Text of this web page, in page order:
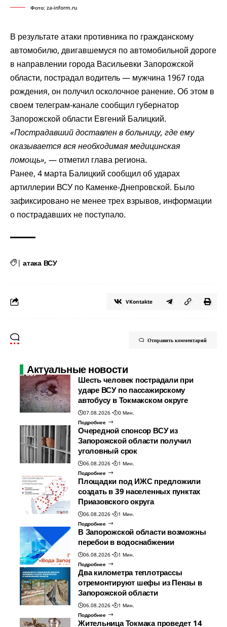
Фото: za-inform.ru
В результате атаки противника по гражданскому
автомобилю, двигавшемуся по автомобильной дороге
в направлении города Васильевки Запорожской
области, пострадал водитель — мужчина 1967 года
рождения, он получил осколочное ранение. Об этом в
своем телеграм-каналесообщил губернатор
Запорожской области Евгений Балицкий.
«Пострадавший доставлен в больницу, где ему
оказывается вся необходимая медицинская
помощь», — отметил глава региона.
Ранее, 4 марта Балицкий сообщилоб ударах
артиллерии ВСУ по Каменке-Днепровской. Было
зафиксировано не менее трех взрывов, информации
о пострадавших не поступало.
| атака ВСУ
VKontakte
Отправить комментарий
Актуальные новости
Шесть человек пострадали при
ударе ВСУ по пассажирскому
автобусу в Токмакском округе
07.08.2026
0 Мин.
Подробнее
Очередной спонсор ВСУ из
Запорожской области получил
уголовный срок
06.08.2026
1 Мин.
Подробнее
Площадки под ИЖС предложили
создать в 39 населенных пунктах
Приазовского округа
06.08.2026
1 Мин.
Подробнее
В Запорожской области возможны
перебои в водоснабжении
06.08.2026
1 Мин.
Подробнее
Два километра теплотрассы
отремонтируют шефы из Пензы в
Запорожской области
06.08.2026
1 Мин.
Подробнее
Жительница Токмака проведет 14